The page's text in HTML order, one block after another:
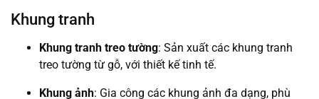
Khung tranh
Khung tranh treo tường: Sản xuất các khung tranh
treo tường từ gỗ, với thiết kế tinh tế.
Khung ảnh: Gia công các khung ảnh đa dạng, phù